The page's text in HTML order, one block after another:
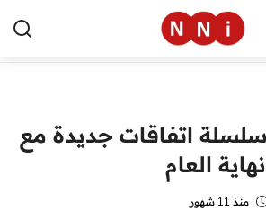
اتفاقات جديدة مع
العام
منذ 11 شهور